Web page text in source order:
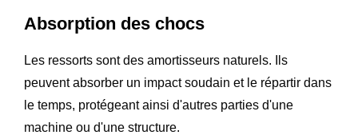
Absorption des chocs
Les ressorts sont des amortisseurs naturels. Ils
peuvent absorber un impact soudain et le répartir dans
le temps, protégeant ainsi d'autres parties d'une
machine ou d'une structure.